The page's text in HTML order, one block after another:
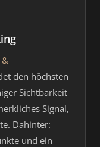
&
den höchsten
Sichtbarkeit
Signal,
Dahinter:
und ein